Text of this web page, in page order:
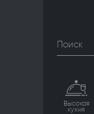
Поиск
Высокая
кухня